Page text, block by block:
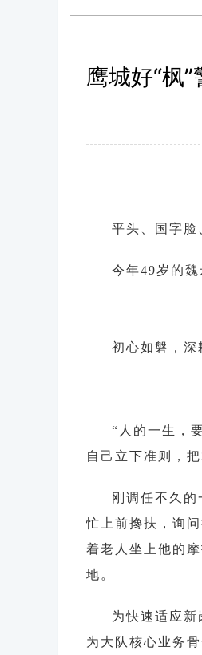
鹰城好“枫
平头、国字
今年49岁的
初心如磐，深
“人的一生，
自己立下准则，
刚调任不久
忙上前搀扶，询
着老人坐上他的
地。
为快速适应
为大队核心业务